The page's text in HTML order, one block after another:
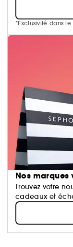
*Exclusivité dans
Nos marques
Trouvez votre
cadeaux et